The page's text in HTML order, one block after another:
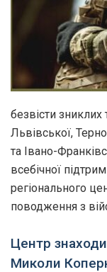
безвісти
Львівської,
та Івано-
всебічної
регіонального
поводження з
Центр
Миколи